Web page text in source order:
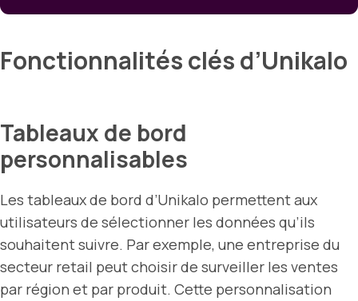
Fonctionnalités clés d’Unikalo
Tableaux de bord
personnalisables
Les tableaux de bord d’Unikalo permettent aux
utilisateurs de sélectionner les données qu’ils
souhaitent suivre. Par exemple, une entreprise du
secteur retail peut choisir de surveiller les ventes
par région et par produit. Cette personnalisation